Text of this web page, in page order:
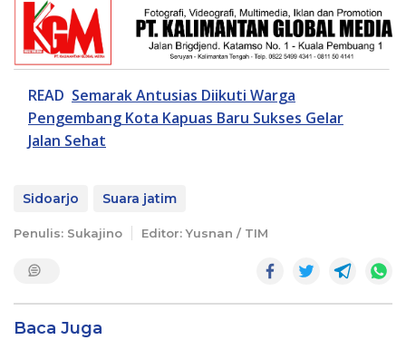
READ Semarak Antusias Diikuti Warga
Pengembang Kota Kapuas Baru Sukses Gelar
Jalan Sehat
Sidoarjo Suara jatim
Penulis: Sukajino Editor: Yusnan / TIM
Baca Juga